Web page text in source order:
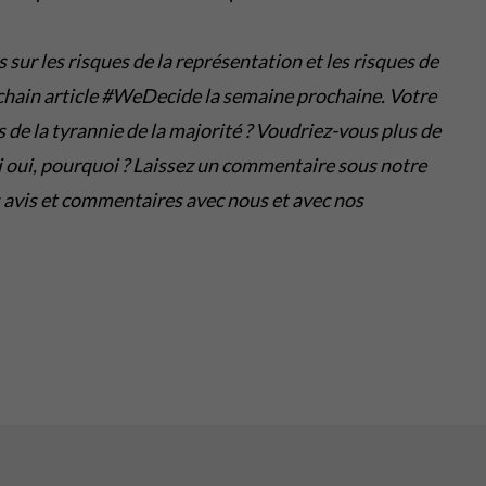
les risques de la représentation et les risques de
article #WeDecide la semaine prochaine. Votre
la tyrannie de la majorité ? Voudriez-vous plus de
pourquoi ? Laissez un commentaire sous notre
et commentaires avec nous et avec nos